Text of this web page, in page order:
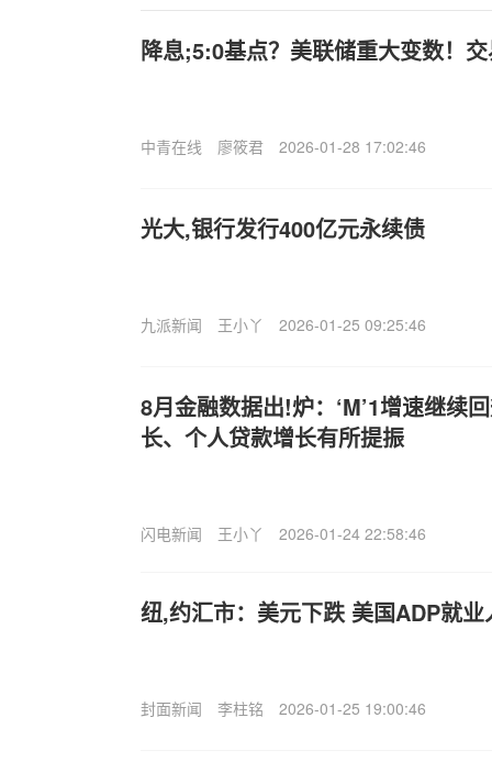
降息;5:0基点？美联储重大变数！
中青在线 廖筱君 2026-01-28 17:02:46
光大,银行发行400亿元永续债
九派新闻 王小丫 2026-01-25 09:25:46
8月金融数据出!炉：‘M’1增速继续
长、个人贷款增长有所提振
闪电新闻 王小丫 2026-01-24 22:58:46
纽,约汇市：美元下跌 美国ADP就
封面新闻 李柱铭 2026-01-25 19:00:46